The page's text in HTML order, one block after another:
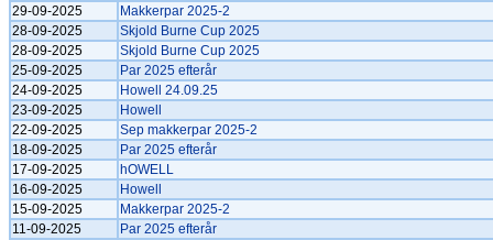
29-09-2025
Makkerpar 2025-2
28-09-2025
Skjold Burne Cup 2025
28-09-2025
Skjold Burne Cup 2025
25-09-2025
Par 2025 efterår
24-09-2025
Howell 24.09.25
23-09-2025
Howell
22-09-2025
Sep makkerpar 2025-2
18-09-2025
Par 2025 efterår
17-09-2025
hOWELL
16-09-2025
Howell
15-09-2025
Makkerpar 2025-2
11-09-2025
Par 2025 efterår